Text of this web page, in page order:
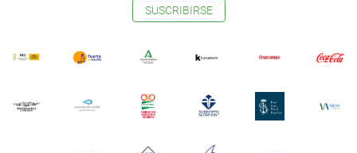
SUSCRIBIRSE